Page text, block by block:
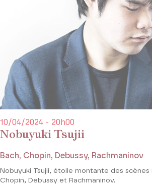
Nobuyuki Tsujii
10/04/2024 - 20h00
Bach, Chopin, Debussy, Rachmaninov
Nobuyuki Tsujii, étoile montante des scènes
Chopin, Debussy et Rachmaninov.